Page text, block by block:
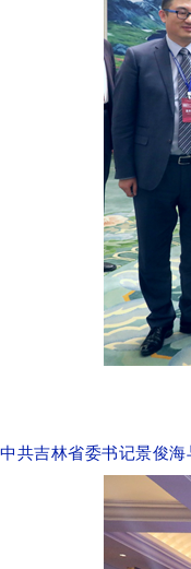
中共吉林省委书记景俊